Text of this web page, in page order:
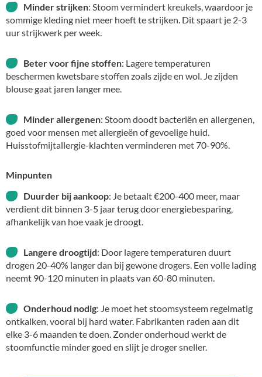
Minder strijken: Stoom vermindert kreukels, waardoor je
sommige kleding niet meer hoeft te strijken. Dit spaart je 2-3
uur strijkwerk per week.
Beter voor fijne stoffen: Lagere temperaturen
beschermen kwetsbare stoffen zoals zijde en wol. Je zijden
blouse gaat jaren langer mee.
Minder allergenen: Stoom doodt bacteriën en allergenen,
goed voor mensen met allergieën of gevoelige huid.
Huisstofmijtallergie-klachten verminderen met 70-90%.
Minpunten
Duurder bij aankoop: Je betaalt €200-400 meer, maar
verdient dit binnen 3-5 jaar terug door energiebesparing,
afhankelijk van hoe vaak je droogt.
Langere droogtijd: Door lagere temperaturen duurt
drogen 20-40% langer dan bij gewone drogers. Een volle lading
neemt 90-120 minuten in plaats van 60-80 minuten.
Onderhoud nodig: Je moet het stoomsysteem regelmatig
ontkalken, vooral bij hard water. Fabrikanten raden aan dit
elke 3-6 maanden te doen. Zonder onderhoud werkt de
stoomfunctie minder goed en slijt je droger sneller.